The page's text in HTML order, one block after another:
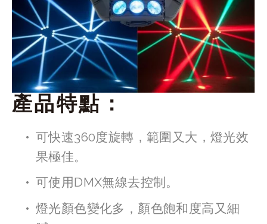
產品特點：
可快速360度旋轉，範圍又大，燈光效
果極佳。
可使用DMX無線去控制。
燈光顏色變化多，顏色飽和度高又細